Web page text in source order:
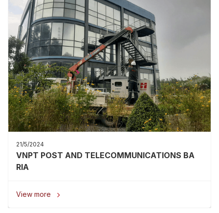
21/5/2024
VNPT POST AND TELECOMMUNICATIONS BA
RIA
View more 